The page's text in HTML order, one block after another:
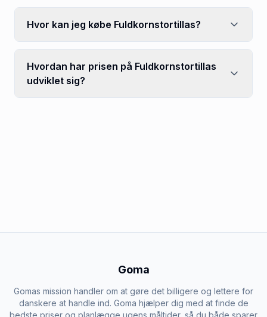
Hvor kan jeg købe Fuldkornstortillas?
Hvordan har prisen på Fuldkornstortillas
udviklet sig?
Goma
Gomas mission handler om at gøre det billigere og lettere for
danskere at handle ind. Goma hjælper dig med at finde de
bedste priser og planlægge ugens måltider, så du både sparer